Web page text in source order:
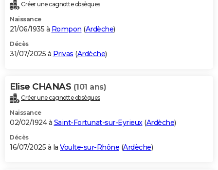
Créer une cagnotte obsèques
Naissance
21/06/1935 à Rompon (Ardèche)
Décès
31/07/2025 à Privas (Ardèche)
Elise CHANAS (101 ans)
Créer une cagnotte obsèques
Naissance
02/02/1924 à Saint-Fortunat-sur-Eyrieux(Ardèche)
Décès
16/07/2025 à la Voulte-sur-Rhône (Ardèche)